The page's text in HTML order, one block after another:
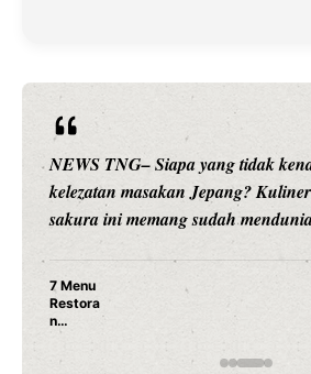
NEWS TNG– Siapa sangka,
hiburan, Nunung Srimulat
merambah dunia kuliner
Nunung Srimulat &
Rahasia Mami Bikin